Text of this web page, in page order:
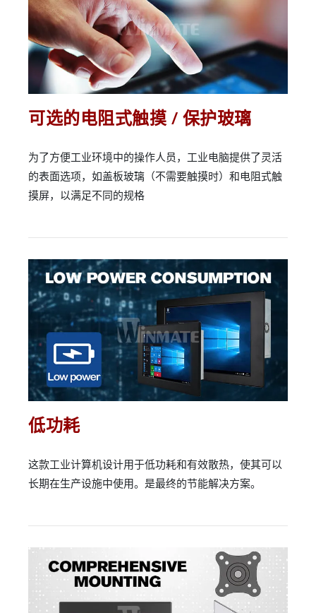
可选的电阻式触摸 / 保护玻璃
为了方便工业环境中的操作人员，工业电脑提供了灵活
的表面选项，如盖板玻璃（不需要触摸时）和电阻式触
摸屏，以满足不同的规格
低功耗
这款工业计算机设计用于低功耗和有效散热，使其可以
长期在生产设施中使用。是最终的节能解决方案。